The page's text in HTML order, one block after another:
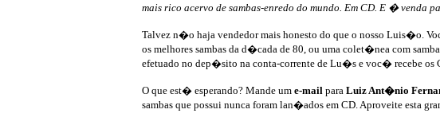
mais rico acervo de sambas-enredo do mundo. Em CD. E � venda
Talvez n�o haja vendedor mais honesto do que o nosso Luis�o.
os melhores sambas da d�cada de 80, ou uma colet�nea com
efetuado no dep�sito na conta-corrente de Lu�s e voc� recebe os
O que est� esperando? Mande um e-mail para Luiz Ant�nio
sambas que possui nunca foram lan�ados em CD. Aproveite esta